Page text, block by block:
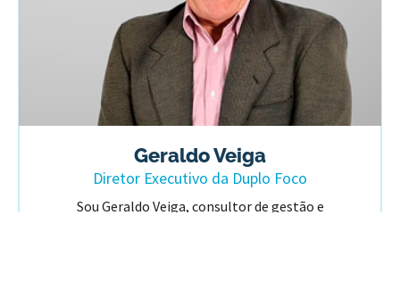
Geraldo Veiga
Diretor Executivo da Duplo Foco
Sou Geraldo Veiga, consultor de gestão e